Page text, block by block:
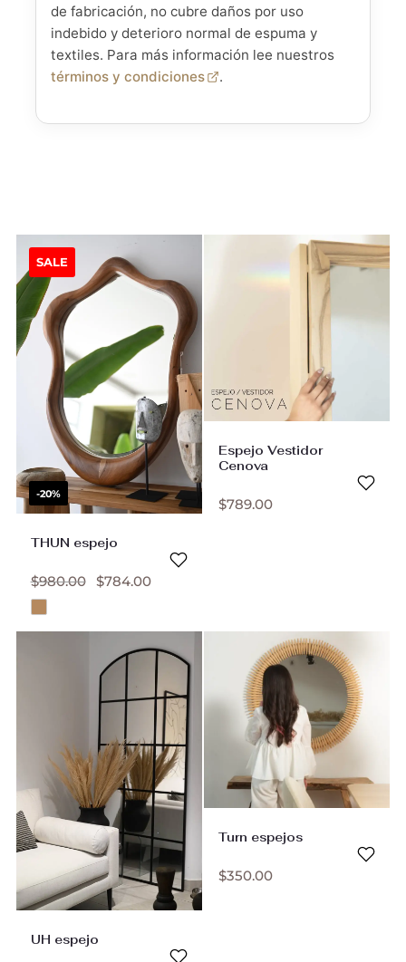
de fabricación, no cubre daños por uso
indebido y deterioro normal de espuma y
textiles. Para más información lee nuestros
términos y condiciones
.
SALE
-20%
THUN espejo
$980.00 $784.00
Espejo Vestidor
Cenova
$789.00
UH espejo
Turn espejos
$350.00